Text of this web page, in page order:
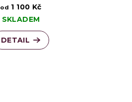
od 1 100 Kč
SKLADEM
DETAIL